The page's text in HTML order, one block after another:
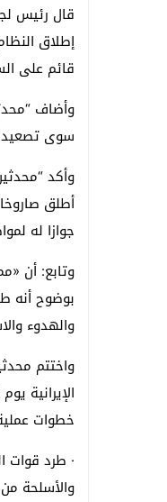
قال رئيس
إطلاق
قائم على
وأضاف
سوى تصعيد
وأكد
أطلق
جوازا له
وتابع: أن
بوضوح أنه
والهدوء
واختتم
خطوات
· طرد قوات
والأسلحة